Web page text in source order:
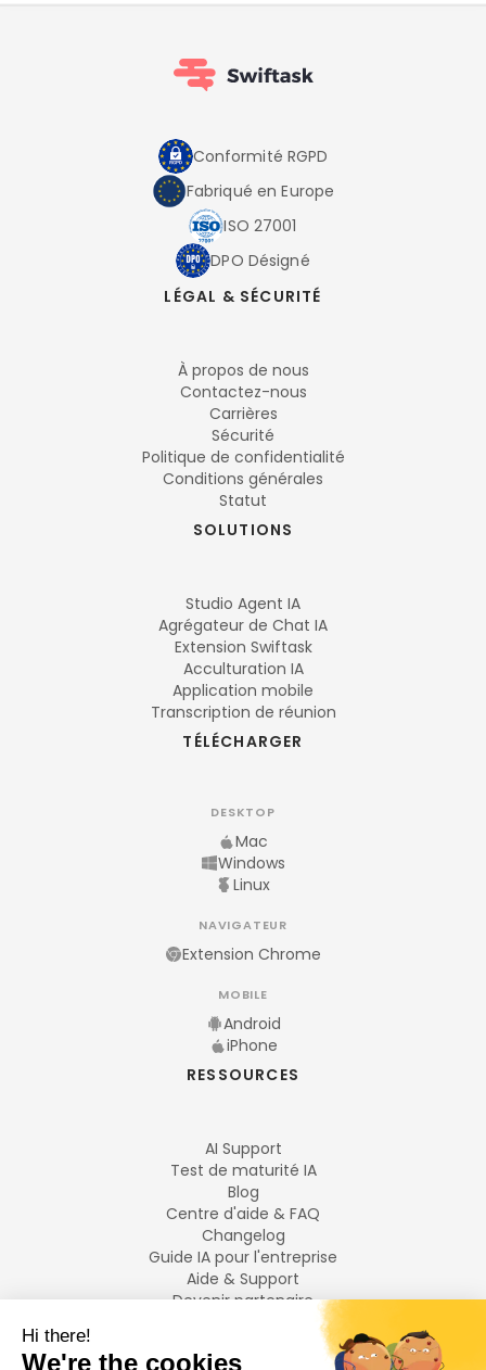
Conformité RGPD
Fabriqué en Europe
ISO 27001
DPO Désigné
LÉGAL & SÉCURITÉ
À propos de nous
Contactez-nous
Carrières
Sécurité
Politique de confidentialité
Conditions générales
Statut
SOLUTIONS
Studio Agent IA
Agrégateur de Chat IA
Extension Swiftask
Acculturation IA
Application mobile
Transcription de réunion
TÉLÉCHARGER
DESKTOP
Mac
Windows
Linux
NAVIGATEUR
Extension Chrome
MOBILE
Android
iPhone
RESSOURCES
AI Support
Test de maturité IA
Blog
Centre d'aide & FAQ
Changelog
Guide IA pour l'entreprise
Aide & Support
Devenir partenaire
LANGUES